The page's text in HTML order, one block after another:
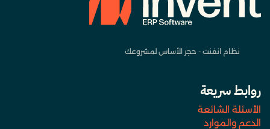
نظام انفنت - حجر الأساس لمشروعك
روابط سريعة
الأسئلة الشائعة
الدعم والموارد